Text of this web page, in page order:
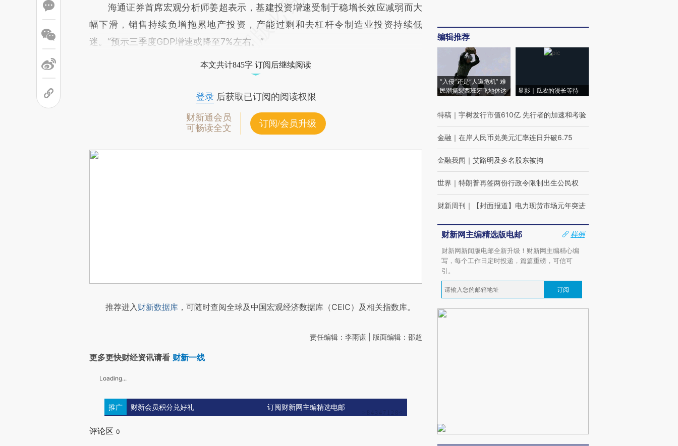
海通证券首席宏观分析师姜超表示，基建投资增速受制于稳增长效应减弱而大
幅下滑，销售持续负增拖累地产投资，产能过剩和去杠杆令制造业投资持续低
迷。“预示三季度GDP增速或降至7%左右。”
本文共计845字 订阅后继续阅读
登录后获取已订阅的阅读权限
财新通会员
可畅读全文
订阅/会员升级
推荐进入财新数据库 ，可随时查阅全球及中国宏观经济数据库（CEIC）及相关指数库。
责任编辑：李雨谦 | 版面编辑：邵超
更多更快财经资讯请看 财新一线
Loading...
推广 财新会员积分兑好礼 订阅财新网主编精选电邮
评论区 0
编辑推荐
“入侵”还是“人道危机” 难
民潮撕裂西班牙飞地休达
显影｜瓜农的漫长等待
特稿 ｜ 宇树发行市值610亿 先行者的加速和考验
金融 ｜ 在岸人民币兑美元汇率连日升破6.75
金融我闻 ｜ 艾路明及多名股东被拘
世界 ｜ 特朗普再签两份行政令限制出生公民权
财新周刊 ｜ 【封面报道】电力现货市场元年突进
财新网主编精选版电邮
样例
财新网新闻版电邮全新升级！财新网主编精心编
写，每个工作日定时投递，篇篇重磅，可信可
引。
订阅